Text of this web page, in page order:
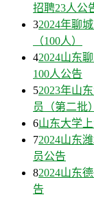
招聘23人公
32024年聊
（100人）
42024山东
100人公告
52023年山
员（第二批
6山东大学
72024山东
员公告
82024山东
告